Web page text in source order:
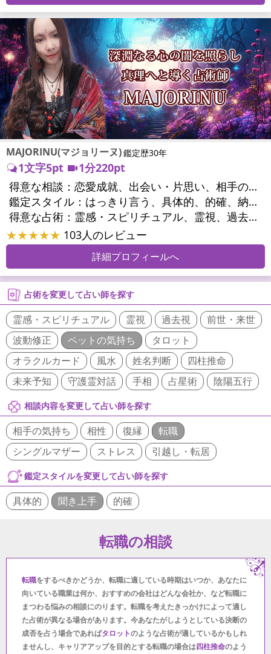
MAJORINU(マジョリーヌ)鑑定歴30年
1文字5pt
1分220pt
得意な相談：
恋愛成就、出会い・片思い、相手の気持ち、相性、縁結び、結婚、男心・女心、二人の今後、複雑な恋愛、三角関係、略奪愛、浮気、不倫、復活愛、復縁、離婚、同性愛・LGBT、人間関係、職場の人間関係、対人関係、仕事運、適職、天職、転職、進路、就職、人生全般、使命、経営相談、人事、開業、夢、目標、ビジネスチャンス、ビジネスパートナー、パワーハラスメント、セクシャルハラスメント、家族関係、夫婦関係、家庭問題、夫婦問題、親族問題、育児・子育て、シングルマザー、ドメスティックバイオレンス、相続関係、精神問題、心の問題、うつ、トラウマ、ストレス、いじめ、人生相談、霊的問題、魂の本質、前世、ペットの気持ち、パワーストーン選択、引越し・転居、方位、健康運、金運、金銭トラブル、ご近所問題、縁切り
鑑定スタイル：
はっきり言う、具体的、的確、納得感、情報量が多い、友達のように相談できる、聞き上手、とても話しやすい、じっくり聞いてくれる、愛にあふれ温かい、深く濃厚、勇気をくれる、前向き・元気になれる、実力派
得意な占術：
霊感・スピリチュアル、霊視、過去視、未来予知、前世・来世、波動修正、オーラ、エネルギー調整、ソウルメイト、チャネリング、ペットの気持ち、タロット、オラクルカード、風水、姓名判断、九星気学、四柱推命、占星術、数秘術、カラー診断、易学、祈祷、祈願、縁結び、縁切り、ダウジング、ルーン、パワーストーン、カウンセリング、オリジナル占術、ルノルマンカード
★★★★★ 103人のレビュー
詳細プロフィールへ
占術を変更して占い師を探す
霊感・スピリチュアル 霊視 過去視
前世・来世
波動修正
ペットの気持ち
タロット
オラクルカード
風水 姓名判断
四柱推命
未来予知
守護霊対話 手相 占星術 陰陽五行
相談内容を変更して占い師を探す
相手の気持ち 相性 復縁
転職
シングルマザー
ストレス 引越し・転居
鑑定スタイルを変更して占い師を探す
具体的 聞き上手 的確
転職の相談
転職をするべきかどうか、転職に適している時期はいつか、あなたに
向いている職業は何か、おすすめの会社はどんな会社か、など転職に
まつわる悩みの相談にのります。転職を考えたきっかけによって適し
た占術が異なる場合があります。今あなたがしようとしている決断の
成否を占う場合であればタロットのような占術が適しているかもしれ
ませんし、キャリアアップを目的とする転職の場合は四柱推命のよう